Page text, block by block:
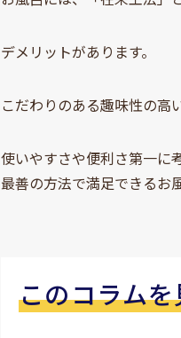
デメリットがあります。
こだわりのある趣味性の高
使いやすさや便利さ第一に
最善の方法で満足できるお
このコラム